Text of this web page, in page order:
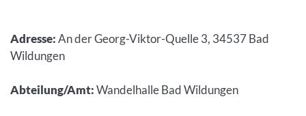
Adresse:An der Georg-Viktor-Quelle 3, 34537 Bad
Wildungen
Abteilung/Amt:Wandelhalle Bad Wildungen